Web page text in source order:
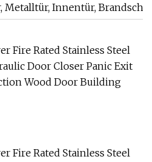
Metalltür, Innentür,